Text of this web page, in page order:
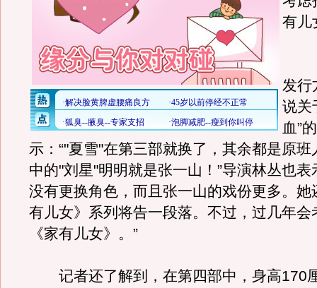
有儿
发行
说关
血”
示：“"夏雪"在第三部就换了，其余都是原
中的"刘星"明明就是张一山！”导演林丛也
没有更换角色，而且张一山的戏份更多。她
有儿女》系列将告一段落。不过，过几年会
《家有儿女》。”
记者还了解到，在第四部中，身高170